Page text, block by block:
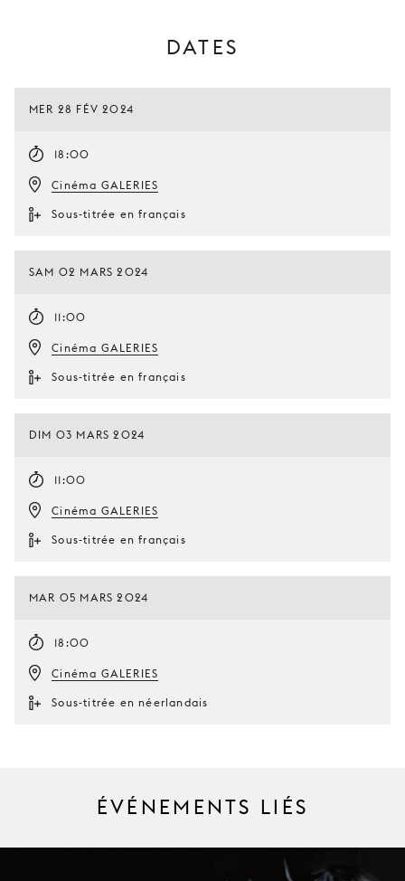
DATES
MER 28 FÉV 2024
18:00
Cinéma GALERIES
Sous-titrée en français
SAM 02 MARS 2024
11:00
Cinéma GALERIES
Sous-titrée en français
DIM 03 MARS 2024
11:00
Cinéma GALERIES
Sous-titrée en français
MAR 05 MARS 2024
18:00
Cinéma GALERIES
Sous-titrée en néerlandais
ÉVÉNEMENTS LIÉS